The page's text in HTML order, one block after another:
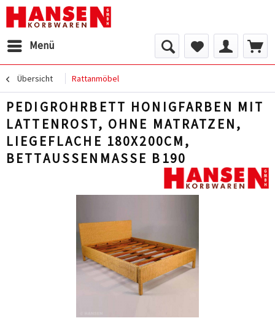
Menü
Übersicht Rattanmöbel
PEDIGROHRBETT HONIGFARBEN MIT
LATTENROST, OHNE MATRATZEN,
LIEGEFLACHE 180X200CM,
BETTAUSSENMASSE B190